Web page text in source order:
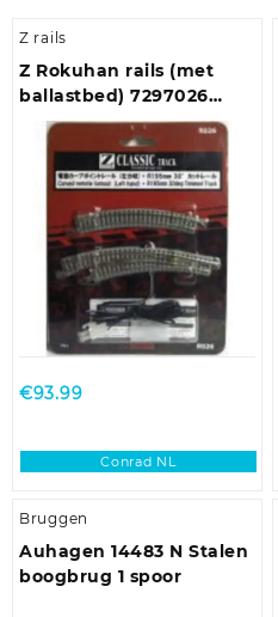
Z rails
Z Rokuhan rails (met
ballastbed) 7297026
Gebogen wissel,
Elektrisch, Links 30 ° 195
mm, 220 mm 1 stuk(s)
€93.99
Conrad NL
Bruggen
Auhagen 14483 N Stalen
boogbrug 1 spoor